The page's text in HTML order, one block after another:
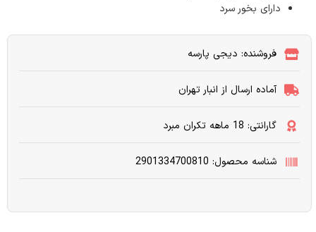
دارای بخور سرد
فروشنده: دیجی پارسه
آماده ارسال از انبار تهران
گارانتی: 18 ماهه تکران مبرد
شناسه محصول: 2901334700810